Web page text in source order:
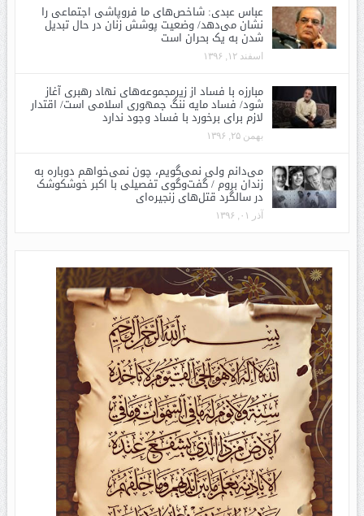
عباس عبدی: شاخص‌های ما فروپاشی اجتماعی را
نشان می‌دهد/ وضعیت پوشش زنان در حال تبدیل
شدن به یک بحران است
اسفند ۱۲, ۱۳۹۶
مبارزه با فساد از زیرمجموعه‌های نهاد رهبری آغاز
شود/ فساد مایه ننگ جمهوری اسلامی است/ اقتدار
لازم برای برخورد با فساد وجود ندارد
بهمن ۲۵, ۱۳۹۶
می‌دانم ولی نمی‌گویم، چون نمی‌خواهم دوباره به
زندان بروم / گفت‌وگوی تفصیلی با اکبر خوشکوشک
در سالگرد قتل‌های زنجیره‌ای
آذر ۰۱, ۱۳۹۶